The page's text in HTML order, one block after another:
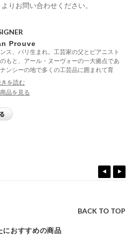
りお問い合わせください。
Prouve
ス、パリ生まれ。工芸家の父とピアニスト
もと、アール・ヌーヴォーの一大拠点であ
ンシーの地で多くの工芸品に囲まれて育
きを読む
品を見る
BACK TO TOP
におすすめの商品